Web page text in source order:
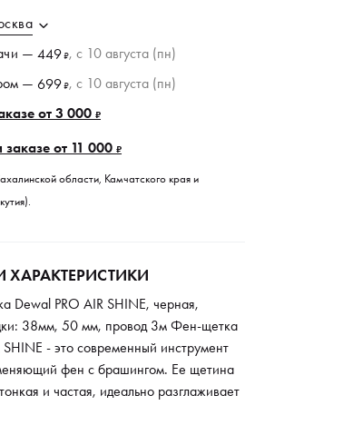
—449₽, c 10 августа (пн)
—699₽, c 10 августа (пн)
от 3 000₽
заказе от 11 000₽
области, Камчатского края и
Dewal PRO AIR SHINE, черная,
38мм, 50 мм, провод 3м Фен-щетка
SHINE - это современный инструмент
фен с брашингом. Ее щетина
и частая, идеально разглаживает
а также прекрасно подкручивает